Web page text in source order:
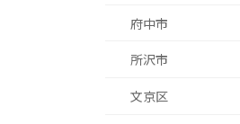
府中市
所沢市
文京区